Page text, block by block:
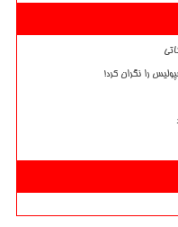
را نگران کرد!